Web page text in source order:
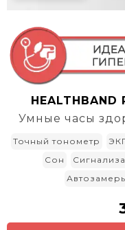
Умные часы
Точный тонометр
Сон